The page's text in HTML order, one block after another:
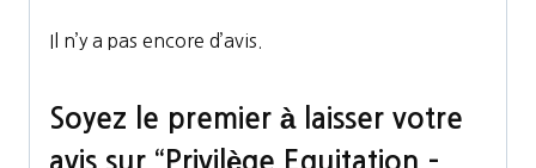
Il n’y a pas encore d’avis.
Soyez le premier à laisser votre
avis sur “Privilège Equitation –